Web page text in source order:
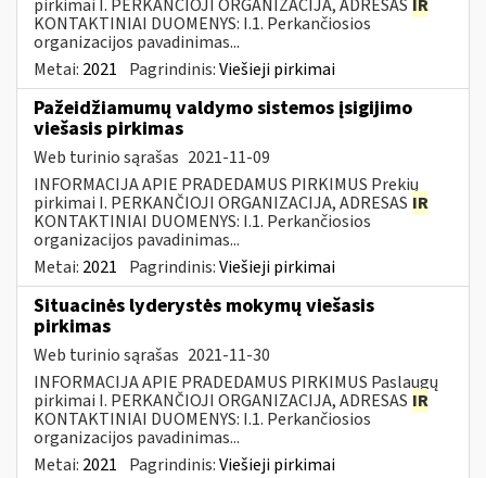
pirkimai I. PERKANČIOJI ORGANIZACIJA, ADRESAS IR
KONTAKTINIAI DUOMENYS: I.1. Perkančiosios
organizacijos pavadinimas...
Metai: 2021 Pagrindinis:Viešieji pirkimai
Pažeidžiamumų valdymo sistemos įsigijimo
viešasis pirkimas
Web turinio sąrašas 2021-11-09
INFORMACIJA APIE PRADEDAMUS PIRKIMUS Prekių
pirkimai I. PERKANČIOJI ORGANIZACIJA, ADRESAS IR
KONTAKTINIAI DUOMENYS: I.1. Perkančiosios
organizacijos pavadinimas...
Metai: 2021 Pagrindinis:Viešieji pirkimai
Situacinės lyderystės mokymų viešasis
pirkimas
Web turinio sąrašas 2021-11-30
INFORMACIJA APIE PRADEDAMUS PIRKIMUS Paslaugų
pirkimai I. PERKANČIOJI ORGANIZACIJA, ADRESAS IR
KONTAKTINIAI DUOMENYS: I.1. Perkančiosios
organizacijos pavadinimas...
Metai: 2021 Pagrindinis:Viešieji pirkimai